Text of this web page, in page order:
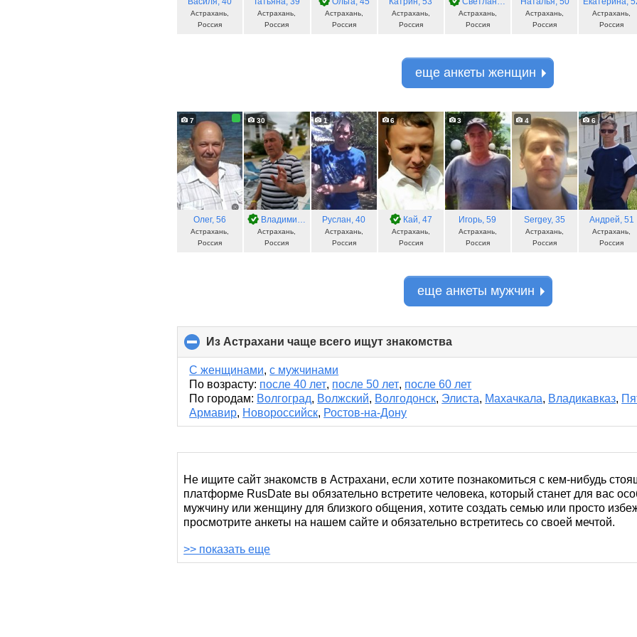
Астрахань,
Россия
Астрахань,
Россия
Астрахань,
Россия
Астрахань,
Россия
Астрахань,
Россия
Астрахань,
Россия
Астрахань,
Россия
еще анкеты женщин
7
Олег, 56
Астрахань,
Россия
30
Владимир , 64
Астрахань,
Россия
1
Руслан, 40
Астрахань,
Россия
6
Кай, 47
Астрахань,
Россия
3
Игорь, 59
Астрахань,
Россия
4
Sergey, 35
Астрахань,
Россия
6
Андрей, 51
Астрахань,
Россия
еще анкеты мужчин
Из Астрахани чаще всего ищут знакомства
to
contents
С женщинами,с мужчинами
По возрасту: после 40 лет, после 50 лет, после 60 лет
По городам: Волгоград, Волжский, Волгодонск, Элиста, Махачкала, Владикавказ,
Армавир, Новороссийск, Ростов-на-Дону
Не ищите сайт знакомств в Астрахани, если хотите познакомиться с кем-нибудь
платформе RusDate вы обязательно встретите человека, который станет для вас
мужчину или женщину для близкого общения, хотите создать семью или просто
просмотрите анкеты на нашем сайте и обязательно встретитесь со своей мечтой.
Хватит блуждать по улицам города, посещать людные места в расчете на то, что где-
ваша вторая половинка. Вы потратите время с толком, если поищете партнера на
>> показать еще